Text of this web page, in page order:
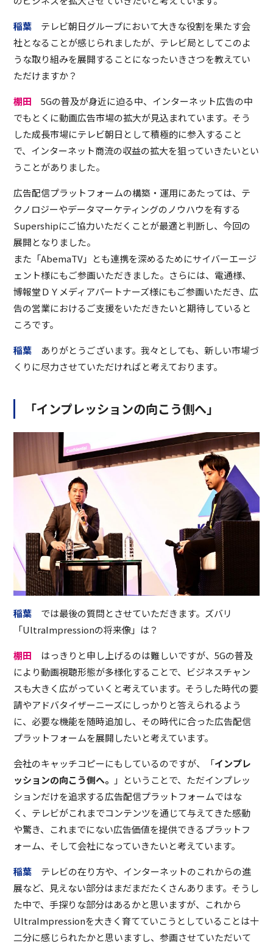
稲葉 テレビ朝日グループにおいて大きな役割を果たす会
社となることが感じられましたが、テレビ局としてこのよ
うな取り組みを展開することになったいきさつを教えてい
ただけますか？
棚田 5Gの普及が身近に迫る中、インターネット広告の中
でもとくに動画広告市場の拡大が見込まれています。そう
した成長市場にテレビ朝日として積極的に参入すること
で、インターネット商流の収益の拡大を狙っていきたいとい
うことがありました。
広告配信プラットフォームの構築・運用にあたっては、テ
クノロジーやデータマーケティングのノウハウを有する
Supershipにご協力いただくことが最適と判断し、今回の
展開となりました。
また「AbemaTV」とも連携を深めるためにサイバーエージ
ェント様にもご参画いただきました。さらには、電通様、
博報堂ＤＹメディアパートナーズ様にもご参画いただき、広
告の営業におけるご支援をいただきたいと期待していると
ころです。
稲葉 ありがとうございます。我々としても、新しい市場づ
くりに尽力させていただければと考えております。
「インプレッションの向こう側へ」
稲葉 では最後の質問とさせていただきます。ズバリ
「UltraImpressionの将来像」は？
棚田 はっきりと申し上げるのは難しいですが、5Gの普及
により動画視聴形態が多様化することで、ビジネスチャン
スも大きく広がっていくと考えています。そうした時代の要
請やアドバタイザーニーズにしっかりと答えられるよう
に、必要な機能を随時追加し、その時代に合った広告配信
プラットフォームを展開したいと考えています。
会社のキャッチコピーにもしているのですが、「インプレ
ッションの向こう側へ。
」ということで、ただインプレッ
ションだけを追求する広告配信プラットフォームではな
く、テレビがこれまでコンテンツを通じて与えてきた感動
や驚き、これまでにない広告価値を提供できるプラットフ
ォーム、そして会社になっていきたいと考えています。
稲葉 テレビの在り方や、インターネットのこれからの進
展など、見えない部分はまだまだたくさんあります。そうし
た中で、手探りな部分はあるかと思いますが、これから
UltraImpressionを大きく育てていこうとしていることは十
二分に感じられたかと思いますし、参画させていただいて